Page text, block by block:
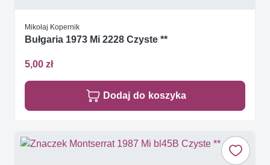
Mikołaj Kopernik
Bułgaria 1973 Mi 2228 Czyste **
5,00 zł
Dodaj do koszyka